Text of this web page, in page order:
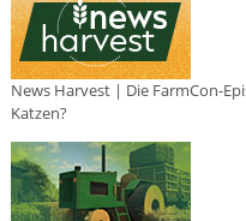
News Harvest | Die FarmCon-
Katzen?